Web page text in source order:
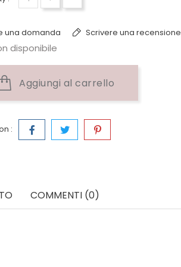
una domanda Scrivere una recensione
disponibile
Aggiungi al carrello
:
COMMENTI (0)